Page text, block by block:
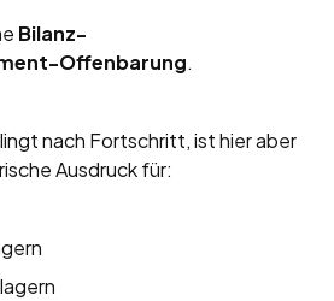
Bilanz-
Offenbarung.
nach Fortschritt, ist hier aber
Ausdruck für: